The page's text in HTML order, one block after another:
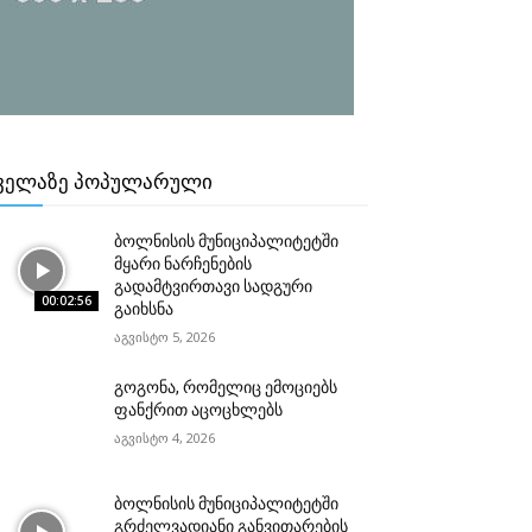
ᲞᲝᲞᲣᲚᲐᲠᲣᲚᲘ
00:02:56
ბოლნისის მუნიციპალიტეტში
მყარი ნარჩენების
გადამტვირთავი სადგური
გაიხსნა
აგვისტო 5, 2026
გოგონა, რომელიც ემოციებს
ფანქრით აცოცხლებს
აგვისტო 4, 2026
ბოლნისის მუნიციპალიტეტში
გრძელვადიანი განვითარების